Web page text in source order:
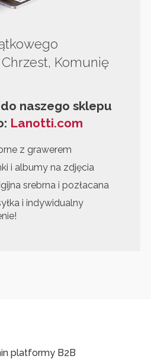
Komunię
naszego sklepu
Lanotti.com
z grawerem
i albumy na zdjęcia
srebrna i pozłacana
i indywidualny
platformy B2B